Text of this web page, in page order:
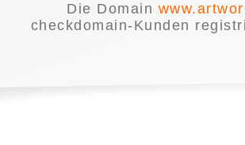
Die Domain
checkdomain-Kunden